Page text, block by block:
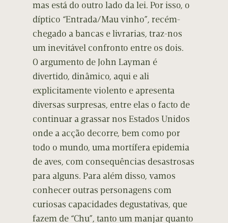
mas está do outro lado da lei. Por isso, o
díptico “Entrada/Mau vinho”, recém-
chegado a bancas e livrarias, traz-nos
um inevitável confronto entre os dois.
O argumento de John Layman é
divertido, dinâmico, aqui e ali
explicitamente violento e apresenta
diversas surpresas, entre elas o facto de
continuar a grassar nos Estados Unidos
onde a acção decorre, bem como por
todo o mundo, uma mortífera epidemia
de aves, com consequências desastrosas
para alguns. Para além disso, vamos
conhecer outras personagens com
curiosas capacidades degustativas, que
fazem de “Chu”, tanto um manjar quanto